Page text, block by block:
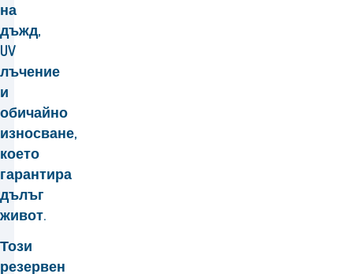
на
дъжд,
UV
лъчение
и
обичайно
износване,
което
гарантира
дълъг
живот.
Този
резервен